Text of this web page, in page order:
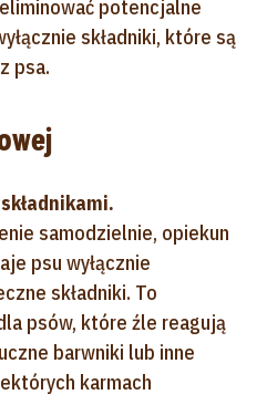
potencjalne
składniki, które są
psa.
samodzielnie, opiekun
psu wyłącznie
składniki. To
psów, które źle reagują
barwniki lub inne
karmach